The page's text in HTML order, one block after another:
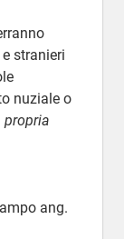
stranieri
nuziale o
propria
ang.